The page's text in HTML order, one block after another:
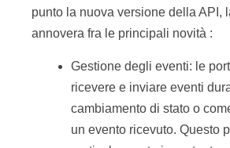
punto la nuova versione della API,
annovera fra le principali novità :
Gestione degli eventi: le
ricevere e inviare eventi
cambiamento di stato o
un evento ricevuto. Questo